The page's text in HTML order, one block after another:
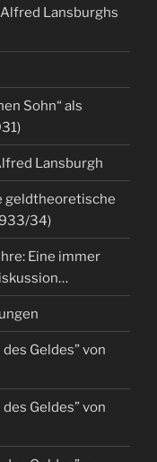
Lansburghs
Sohn“ als
Lansburgh
geldtheoretische
34)
Eine immer
Geldes” von
Geldes” von